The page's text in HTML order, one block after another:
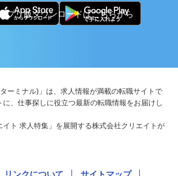
プリ版ダウンロードはこちらから
ーミナル)」は、求人情報が満載の転職サイトで
、仕事探しに役立つ最新の転職情報をお届けし
ト 求人特集」を展開する株式会社クリエイトが